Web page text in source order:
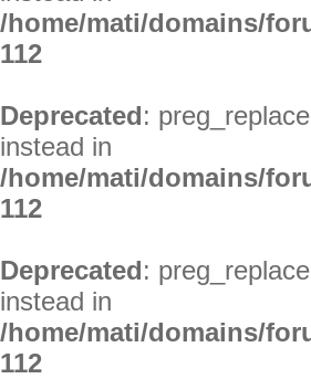
/home/mati/domains/
112
Deprecated:
instead in
/home/mati/domains/
112
Deprecated:
instead in
/home/mati/domains/
112